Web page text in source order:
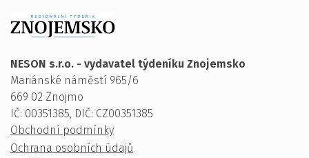
NESON s.r.o. - vydavatel týdeníku Znojemsko
Mariánské náměstí 965/6
669 02 Znojmo
IČ: 00351385, DIČ: CZ00351385
Obchodní podmínky
Ochrana osobních údajů